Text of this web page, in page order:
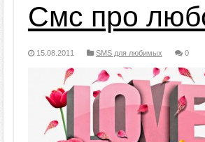
Смс про
15.08.2011 SMS для любимых 0